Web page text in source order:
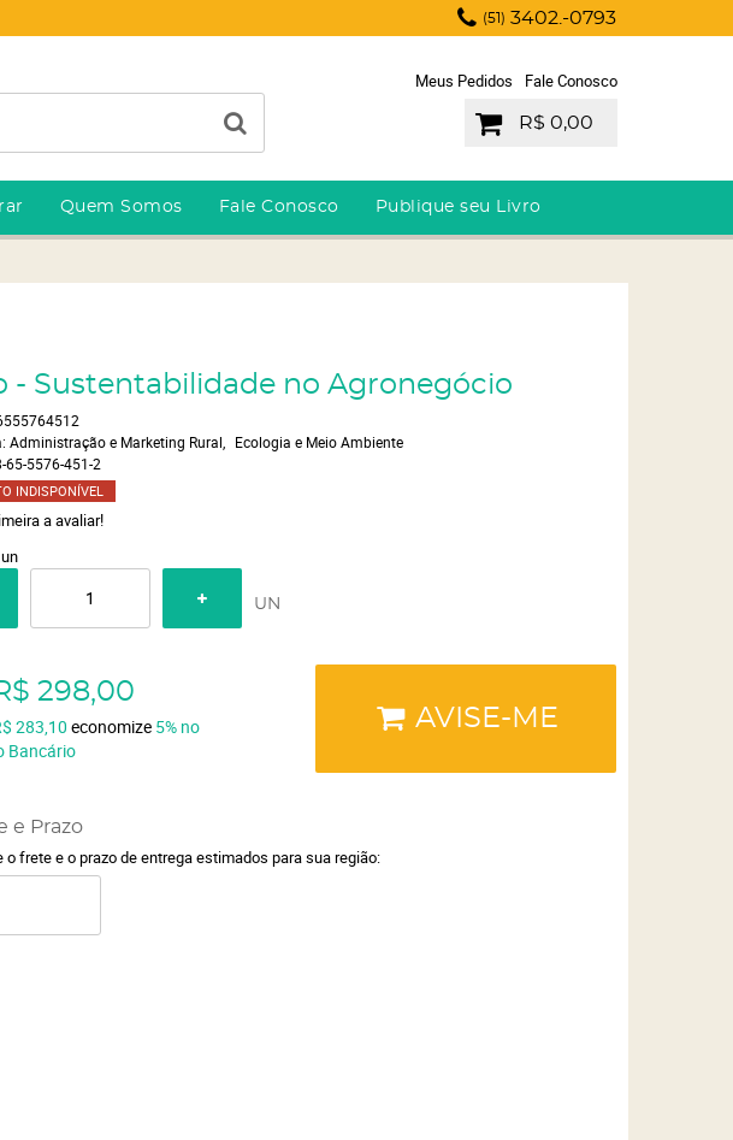
(51) 3402.-0793
Meus Pedidos Fale Conosco
R$ 0,00
Quem Somos Fale Conosco Publique seu Livro
- Sustentabilidade no Agronegócio
Administração e Marketing Rural
Ecologia e Meio Ambiente
65-5576-451-2
INDISPONÍVEL
a avaliar!
UN
298,00
283,10 economize 5% no
Bancário
AVISE-ME
e Prazo
o frete e o prazo de entrega estimados para sua região: